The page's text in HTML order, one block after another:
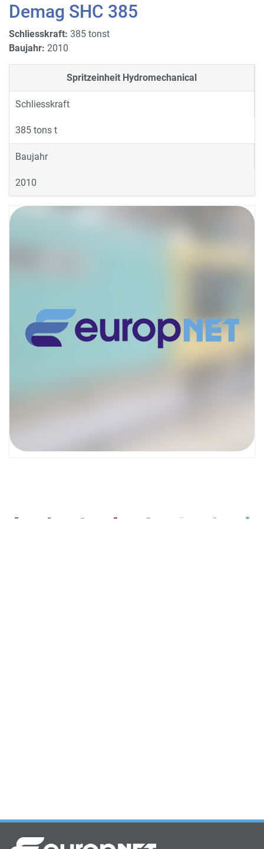
Demag SHC 385
Schliesskraft: 385 tonst
Baujahr: 2010
Spritzeinheit Hydromechanical
Schliesskraft
385 tons t
Baujahr
2010